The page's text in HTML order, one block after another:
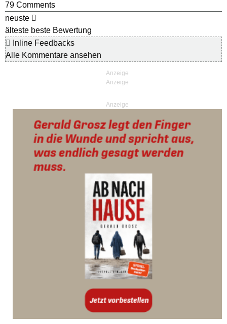
79 Comments
neuste
älteste beste Bewertung
Inline Feedbacks
Alle Kommentare ansehen
Anzeige